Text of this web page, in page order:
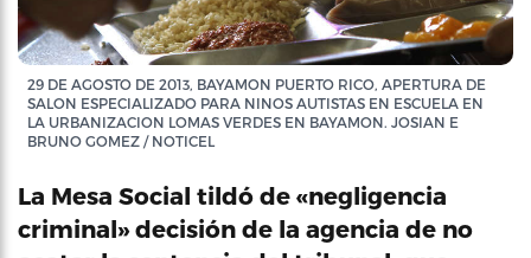
29 DE AGOSTO DE 2013, BAYAMON PUERTO RICO, APERTURA DE
SALON ESPECIALIZADO PARA NINOS AUTISTAS EN ESCUELA EN
LA URBANIZACION LOMAS VERDES EN BAYAMON. JOSIAN E
BRUNO GOMEZ / NOTICEL
La Mesa Social tildó de «negligencia
criminal» decisión de la agencia de no